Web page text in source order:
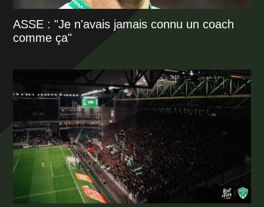
ASSE : "Je n'avais jamais connu un coach
comme ça"